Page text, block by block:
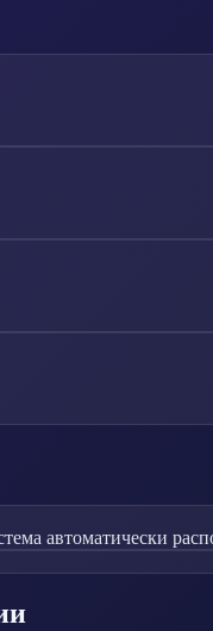
автоматически